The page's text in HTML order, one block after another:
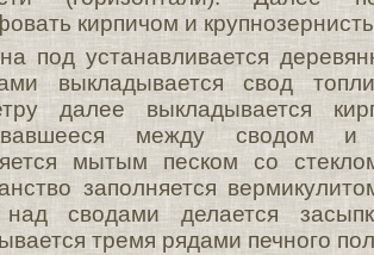
кирпичом и
под устанавливается
выкладывается свод
далее выкладывается
между сводом и
мытым песком со
заполняется
сводами делается
тремя рядами печного